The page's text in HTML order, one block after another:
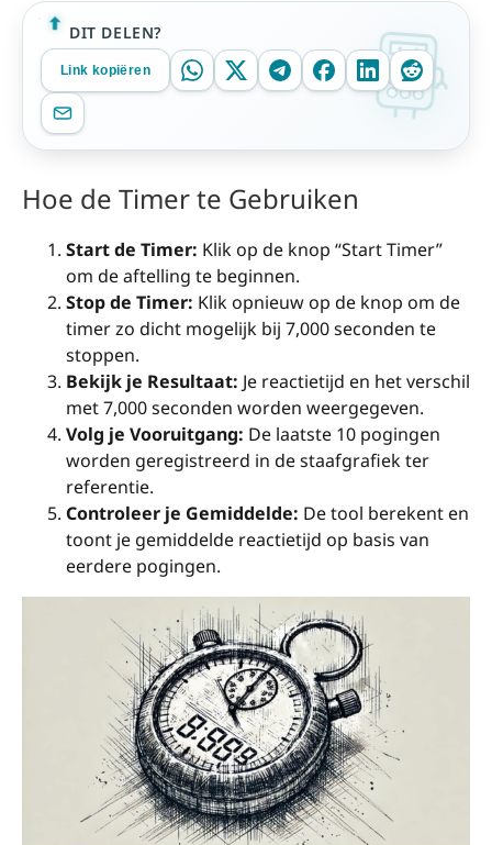
DIT DELEN?
Link kopiëren
Hoe de Timer te Gebruiken
Start de Timer: Klik op de knop “Start Timer”
om de aftelling te beginnen.
Stop de Timer: Klik opnieuw op de knop om de
timer zo dicht mogelijk bij 7,000 seconden te
stoppen.
Bekijk je Resultaat: Je reactietijd en het verschil
met 7,000 seconden worden weergegeven.
Volg je Vooruitgang: De laatste 10 pogingen
worden geregistreerd in de staafgrafiek ter
referentie.
Controleer je Gemiddelde: De tool berekent en
toont je gemiddelde reactietijd op basis van
eerdere pogingen.